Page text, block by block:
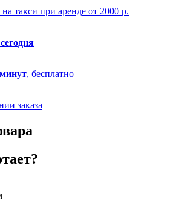
такси при аренде от 2000 р.
сегодня
, бесплатно
заказа